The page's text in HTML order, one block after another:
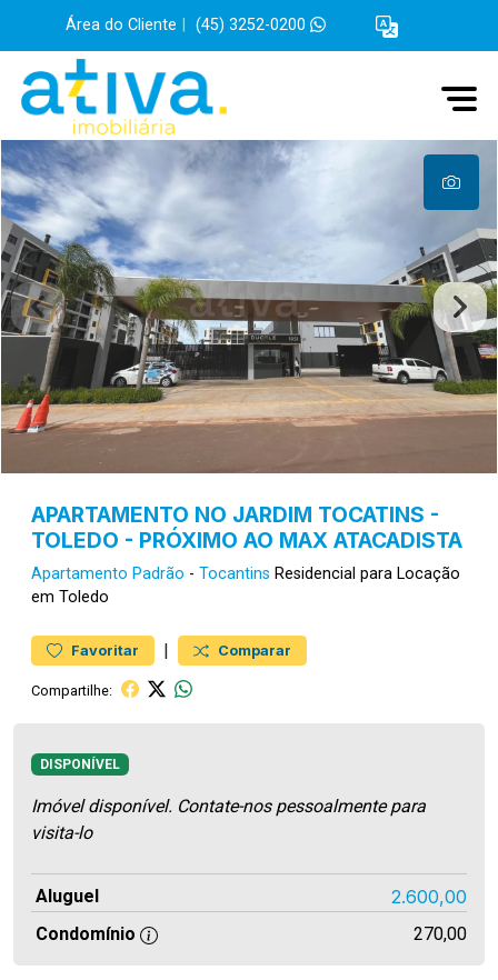
Área do Cliente (45) 3252-0200
APARTAMENTO NO JARDIM TOCATINS -
TOLEDO - PRÓXIMO AO MAX ATACADISTA
Apartamento Padrão - Tocantins Residencial para Locação
em Toledo
Favoritar | Comparar
Compartilhe:
DISPONÍVEL
Imóvel disponível. Contate-nos pessoalmente para
visita-lo
Aluguel 2.600,00
Condomínio 270,00